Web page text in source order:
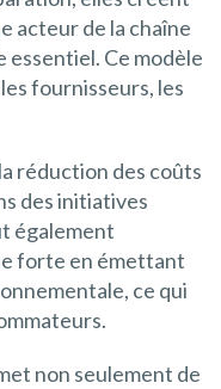
acteur de la chaîne
essentiel. Ce modèle
fournisseurs, les
réduction des coûts
des initiatives
également
forte en émettant
ce qui
non seulement de